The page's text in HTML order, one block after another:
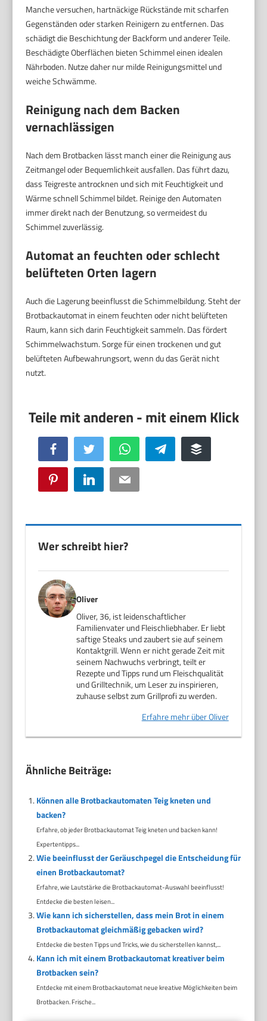
Manche versuchen, hartnäckige Rückstände mit scharfen
Gegenständen oder starken Reinigern zu entfernen. Das
schädigt die Beschichtung der Backform und anderer Teile.
Beschädigte Oberflächen bieten Schimmel einen idealen
Nährboden. Nutze daher nur milde Reinigungsmittel und
weiche Schwämme.
Reinigung nach dem Backen
vernachlässigen
Nach dem Brotbacken lässt manch einer die Reinigung aus
Zeitmangel oder Bequemlichkeit ausfallen. Das führt dazu,
dass Teigreste antrocknen und sich mit Feuchtigkeit und
Wärme schnell Schimmel bildet. Reinige den Automaten
immer direkt nach der Benutzung, so vermeidest du
Schimmel zuverlässig.
Automat an feuchten oder schlecht
belüfteten Orten lagern
Auch die Lagerung beeinflusst die Schimmelbildung. Steht der
Brotbackautomat in einem feuchten oder nicht belüfteten
Raum, kann sich darin Feuchtigkeit sammeln. Das fördert
Schimmelwachstum. Sorge für einen trockenen und gut
belüfteten Aufbewahrungsort, wenn du das Gerät nicht
nutzt.
Facebook Twitter WhatsApp Telegram Buffer
Pinterest LinkedIn Email
Wer schreibt hier?
Oliver
Oliver, 36, ist leidenschaftlicher
Familienvater und Fleischliebhaber. Er liebt
saftige Steaks und zaubert sie auf seinem
Kontaktgrill. Wenn er nicht gerade Zeit mit
seinem Nachwuchs verbringt, teilt er
Rezepte und Tipps rund um Fleischqualität
und Grilltechnik, um Leser zu inspirieren,
zuhause selbst zum Grillprofi zu werden.
Erfahre mehr über Oliver
Ähnliche Beiträge:
Können alle Brotbackautomaten Teig kneten und
backen?
Erfahre, ob jeder Brotbackautomat Teig kneten und backen kann!
Expertentipps...
Wie beeinflusst der Geräuschpegel die Entscheidung für
einen Brotbackautomat?
Erfahre, wie Lautstärke die Brotbackautomat-Auswahl beeinflusst!
Entdecke die besten leisen...
Wie kann ich sicherstellen, dass mein Brot in einem
Brotbackautomat gleichmäßig gebacken wird?
Entdecke die besten Tipps und Tricks, wie du sicherstellen kannst,...
Kann ich mit einem Brotbackautomat kreativer beim
Brotbacken sein?
Entdecke mit einem Brotbackautomat neue kreative Möglichkeiten beim
Brotbacken. Frische...